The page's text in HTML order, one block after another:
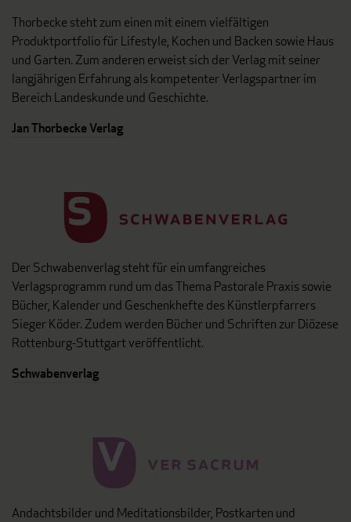
Thorbecke steht zum einen mit einem vielfältigen
Produktportfolio für Lifestyle, Kochen und Backen sowie Haus
und Garten. Zum anderen erweist sich der Verlag mit seiner
langjährigen Erfahrung als kompetenter Verlagspartner im
Bereich Landeskunde und Geschichte.
Jan Thorbecke Verlag
Der Schwabenverlag steht für ein umfangreiches
Verlagsprogramm rund um das Thema Pastorale Praxis sowie
Bücher, Kalender und Geschenkhefte des Künstlerpfarrers
Sieger Köder. Zudem werden Bücher und Schriften zur Diözese
Rottenburg-Stuttgart veröffentlicht.
Schwabenverlag
Andachtsbilder und Meditationsbilder, Postkarten und